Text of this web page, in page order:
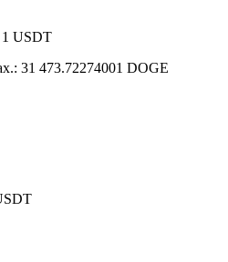
1 USDT
31 473.72274001 DOGE